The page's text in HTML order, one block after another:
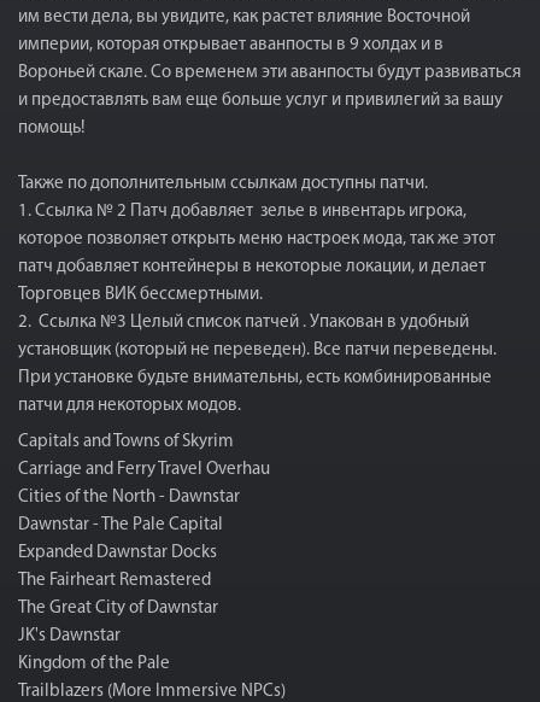
им вести дела, вы увидите, как растет влияние Восточной
империи, которая открывает аванпосты в 9 холдах и в
Вороньей скале. Со временем эти аванпосты будут развиваться
и предоставлять вам еще больше услуг и привилегий за вашу
помощь!
Также по дополнительным ссылкам доступны патчи.
1. Ссылка № 2 Патч добавляет зелье в инвентарь игрока,
которое позволяет открыть меню настроек мода, так же этот
патч добавляет контейнеры в некоторые локации, и делает
Торговцев ВИК бессмертными.
2. Ссылка №3 Целый список патчей . Упакован в удобный
установщик (который не переведен). Все патчи переведены.
При установке будьте внимательны, есть комбинированные
патчи для некоторых модов.
Capitals and Towns of Skyrim
Carriage and Ferry Travel Overhau
Cities of the North - Dawnstar
Dawnstar - The Pale Capital
Expanded Dawnstar Docks
The Fairheart Remastered
The Great City of Dawnstar
JK's Dawnstar
Kingdom of the Pale
Trailblazers (More Immersive NPCs)